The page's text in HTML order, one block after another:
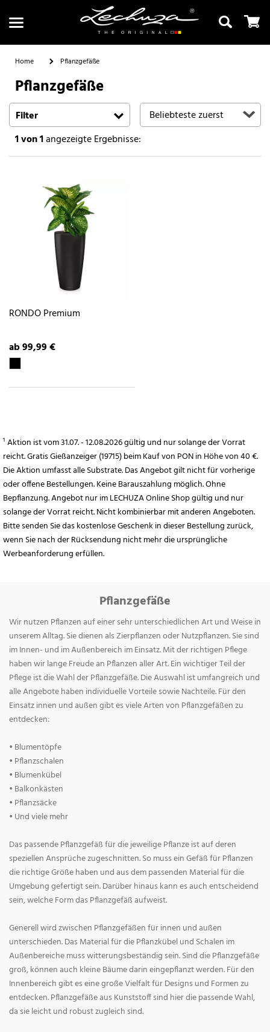
Suchen
Home Pflanzgefäße
Pflanzgefäße
Filter
1von 1angezeigte Ergebnisse:
RONDO Premium
ab 99,99 €
¹ Aktion ist vom 31.07. - 12.08.2026 gültig und nur solange der Vorrat
reicht. Gratis Gießanzeiger (19715) beim Kauf von PON in Höhe von 40 €.
Die Aktion umfasst alle Substrate. Das Angebot gilt nicht für vorherige
oder offene Bestellungen. Keine Barauszahlung möglich. Ohne
Bepflanzung. Angebot nur im LECHUZA Online Shop gültig und nur
solange der Vorrat reicht. Nicht kombinierbar mit anderen Angeboten.
Bitte senden Sie das kostenlose Geschenk in dieser Bestellung zurück,
wenn Sie nach der Rücksendung nicht mehr die ursprüngliche
Werbeanforderung erfüllen.
Pflanzgefäße
Wir nutzen Pflanzen auf einer sehr unterschiedlichen Art und Weise in
unserem Alltag. Sie dienen als Zierpflanzen oder Nutzpflanzen. Sie sind
im Innen- und im Außenbereich im Einsatz. Mit der richtigen Pflege
haben wir lange Freude an Pflanzen aller Art. Ein wichtiger Teil der
Pflege ist die Wahl der Pflanzgefäße. Die Auswahl ist umfangreich und
alle Angebote haben individuelle Vorteile sowie Nachteile. Für den
Einsatz innen und außen gibt es viele Arten von Pflanzgefäßen zu
entdecken:
• Blumentöpfe
• Pflanzschalen
• Blumenkübel
• Balkonkästen
• Pflanzsäcke
• Und viele mehr
Das passende Pflanzgefäß für die jeweilige Pflanze ist auf deren
speziellen Ansprüche zugeschnitten. So muss ein Gefäß für Pflanzen
die richtige Größe haben und aus dem passenden Material für die
Umgebung gefertigt sein. Darüber hinaus kann es auch entscheidend
sein, welche Form das Pflanzgefäß aufweist.
Generell wird zwischen Pflanzgefäßen für innen und außen
unterschieden. Das Material für die Pflanzkübel und Schalen im
Außenbereiche muss witterungsbeständig sein. Sind die Pflanzgefäße
groß, können auch kleine Bäume darin eingepflanzt werden. Für den
Innenbereich gibt es eine große Vielfalt für Designs und Formen zu
entdecken. Pflanzgefäße aus Kunststoff sind hier die passende Wahl,
da sie leicht und robust zugleich sind.